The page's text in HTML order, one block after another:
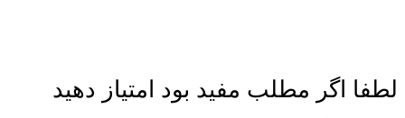
لطفا اگر مطلب مفید بود امتیاز دهید